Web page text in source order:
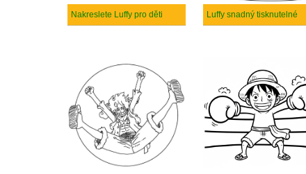
Nakreslete Luffy pro děti Luffy snadný tisknutelné